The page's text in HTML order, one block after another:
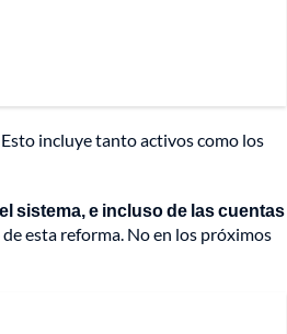
Esto incluye tanto activos como los
sistema, e incluso de las cuentas
esta reforma. No en los próximos